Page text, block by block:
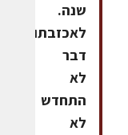
שנה.
לאכזבתו,
דבר
לא
התחדש
לא